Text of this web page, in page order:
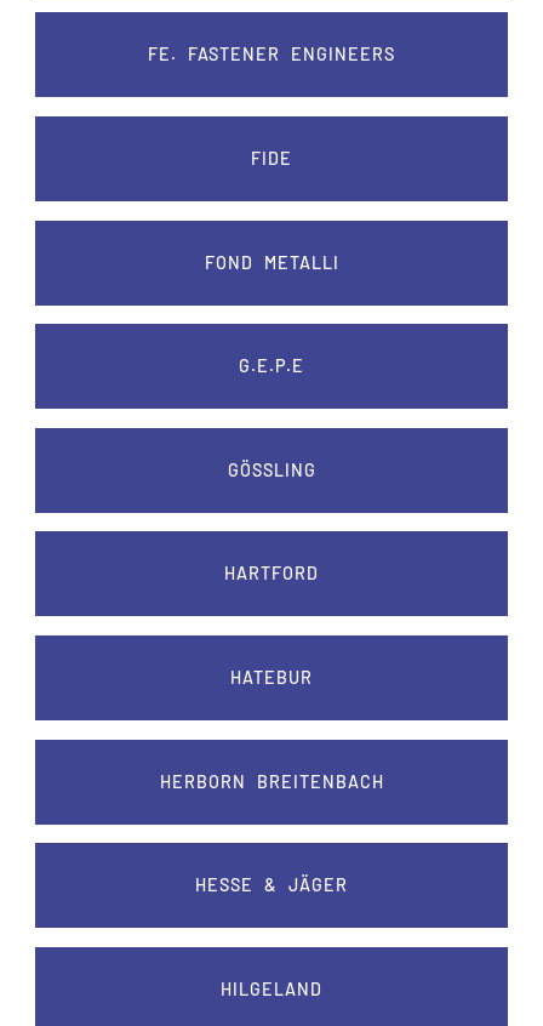
FE. FASTENER ENGINEERS
FIDE
FOND METALLI
G.E.P.E
GÖSSLING
HARTFORD
HATEBUR
HERBORN BREITENBACH
HESSE & JÄGER
HILGELAND